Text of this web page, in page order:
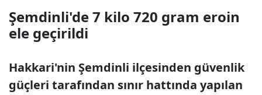
Şemdinli'de 7 kilo 720 gram eroin
ele geçirildi
Hakkari'nin Şemdinli ilçesinden güvenlik
güçleri tarafından sınır hattında yapılan